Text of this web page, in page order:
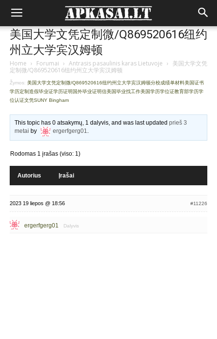
美国大学文凭定制微/Q869520616纽约
州立大学宾汉姆顿
Home › Forumai › Antrasis pasaulinis karas Lietuvoje › 美国大学文凭
定制微/Q869520616纽约州立大学宾汉姆顿
Žymos: 美国大学文凭定制微/Q869520616纽约州立大学宾汉姆顿分校成绩单材料美国证书
学历定制造假毕业证学历证明国外毕业证明信美国毕业找工作美国学历学位证教育部学历学
位认证文凭SUNY Bingham
This topic has 0 atsakymų, 1 dalyvis, and was last updatedprieš 3
metai by ergerfgerg01.
Rodomas 1 įrašas (viso: 1)
Autorius Įrašai
2023 19 liepos @ 18:56 #11226
ergerfgerg01 Dalyvis